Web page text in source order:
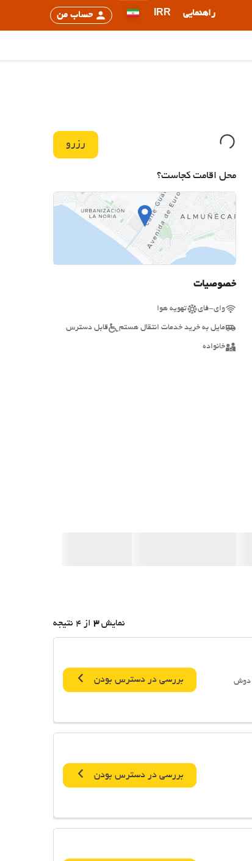
راهنمایی IRR حساب من
رزرو
محل اقامت کجاست؟
خصوصیات
وای-فای تهویه هوا
مایل به خرید خدمات انتقال هستم قابل دسترس
خانواده
نمایش3 از 4 نتیجه
دوش
بررسی در دسترس بودن
بررسی در دسترس بودن